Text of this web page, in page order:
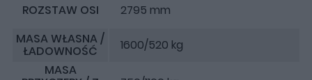
ROZSTAW OSI
2795 mm
MASA WŁASNA /
ŁADOWNOŚĆ
1600/520 kg
MASA